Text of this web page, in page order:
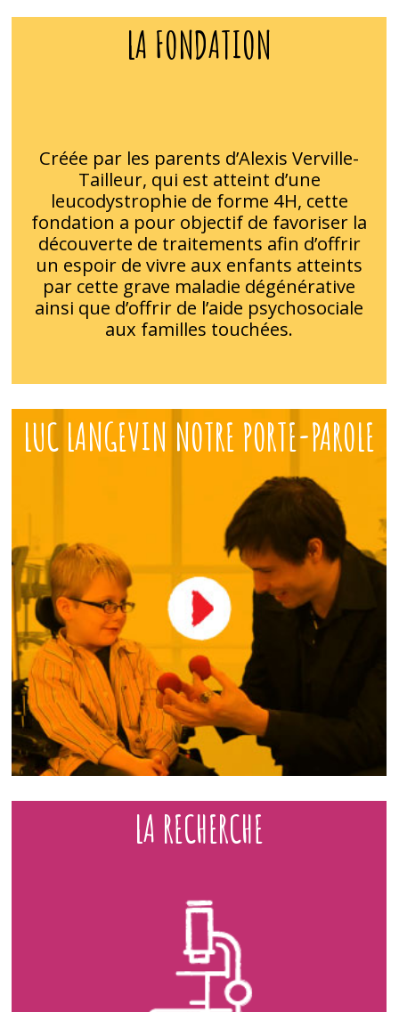
LA FONDATION
Créée par les parents d’Alexis Verville-
Tailleur, qui est atteint d’une
leucodystrophie de forme 4H, cette
fondation a pour objectif de favoriser la
découverte de traitements afin d’offrir
un espoir de vivre aux enfants atteints
par cette grave maladie dégénérative
ainsi que d’offrir de l’aide psychosociale
aux familles touchées.
LUC LANGEVIN NOTRE PORTE-PAROLE
LA RECHERCHE